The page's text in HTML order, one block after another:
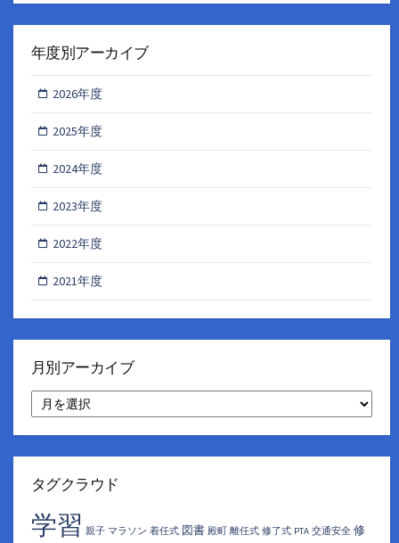
年度別アーカイブ
2026年度
2025年度
2024年度
2023年度
2022年度
2021年度
月別アーカイブ
別
ア
イ
タグクラウド
学習 親子 マラソン 着任式 図書 殿町 離任式 修了式 PTA 交通安全 修